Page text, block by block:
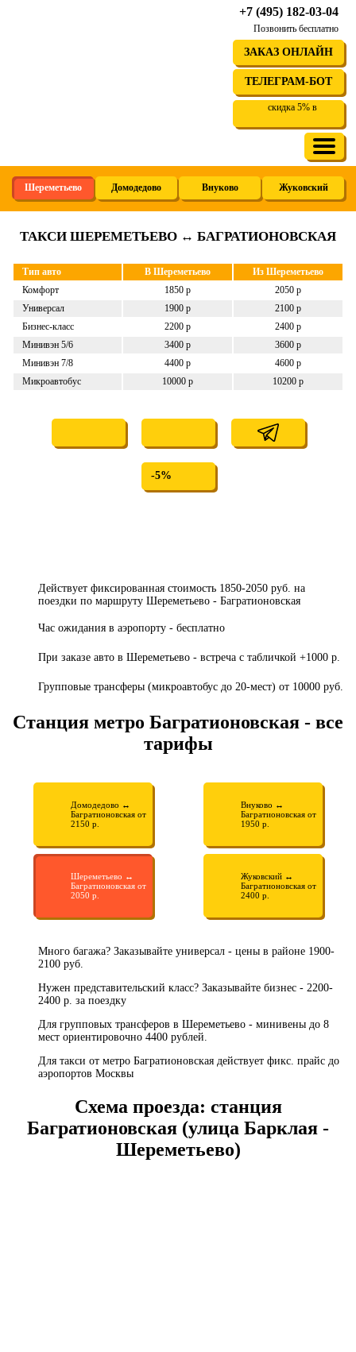
+7 (495) 182-03-04
Позвонить бесплатно
ЗАКАЗ ОНЛАЙН
ТЕЛЕГРАМ-БОТ
скидка 5% в
Шереметьево Домодедово Внуково Жуковский
ТАКСИ ШЕРЕМЕТЬЕВО ↔ БАГРАТИОНОВСКАЯ
Тип авто В Шереметьево
Из Шереметьево
Комфорт
1850 р
2050 р
Универсал
1900 р
2100 р
Бизнес-класс
2200 р
2400 р
Минивэн 5/6
3400 р
3600 р
Минивэн 7/8
4400 р
4600 р
Микроавтобус
10000 р 10200 р
-5%
Действует фиксированная стоимость 1850-2050 руб. на
поездки по маршруту Шереметьево - Багратионовская
Час ожидания в аэропорту - бесплатно
При заказе авто в Шереметьево - встреча с табличкой +1000 р.
Групповые трансферы (микроавтобус до 20-мест) от 10000 руб.
Станция метро Багратионовская - все
тарифы
Домодедово ↔
Багратионовская от
2150 р.
Внуково ↔
Багратионовская от
1950 р.
Шереметьево ↔
Багратионовская от
2050 р.
Жуковский ↔
Багратионовская от
2400 р.
Много багажа? Заказывайте универсал - цены в районе 1900-
2100 руб.
Нужен представительский класс? Заказывайте бизнес - 2200-
2400 р. за поездку
Для групповых трансферов в Шереметьево - минивены до 8
мест ориентировочно 4400 рублей.
Для такси от метро Багратионовская действует фикс. прайс до
аэропортов Москвы
Схема проезда: станция
Багратионовская (улица Барклая -
Шереметьево)